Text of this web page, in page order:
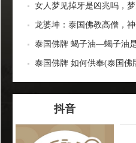
绍。
女人梦见掉牙是凶兆吗，
龙婆坤：泰国佛教高僧，
受众敬仰的灵性导师
泰国佛牌 蝎子油—蝎子油
蝎子油的神奇力量
泰国佛牌 如何供奉(泰国佛
向：泰国佛牌供奉指南)
抖音